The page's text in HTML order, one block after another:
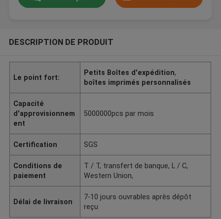
DESCRIPTION DE PRODUIT
Le point fort:
Petits Boîtes d'expédition,
boîtes imprimés personnalisés
Capacité
d'approvisionnem
ent
5000000pcs par mois
Certification SGS
Conditions de
paiement
T / T, transfert de banque, L / C,
Western Union,
Délai de livraison
7-10 jours ouvrables après dépôt
reçu